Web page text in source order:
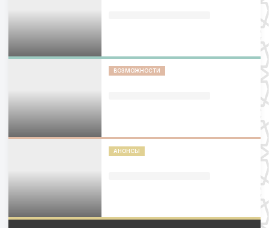
ВОЗМОЖНОСТИ
АНОНСЫ